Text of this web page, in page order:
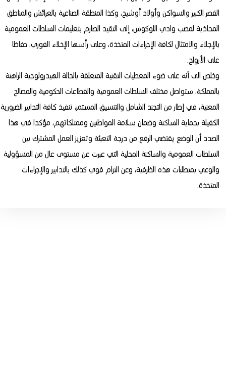
القصر الكبير والسواكن وأولاد أوشيح، وكذا المنطقة الصناعية بالعرائش والمناطق
المحاذية لمصب وادي اللوكوس، إلى التقيد الصارم بتعليمات السلطات العمومية
بالإجلاء والامتثال لكافة الإجراءات المتخذة، وعلى رأسها الإخلاء الفوري، حفاظا
على الأرواح.
وخلص الى أنه على ضوء المعطيات التقنية المتعلقة بالحالة الهيدرولوجية الراهنة
بالمملكة، ستواصل مختلف السلطات العمومية والقطاعات الحكومية والمصالح
المعنية، في إطار من التجند الشامل والتنسيق المستمر، تنفيذ كافة التدابير الضرورية
الكفيلة بحماية الساكنة وضمان سلامة المواطنين وممتلكاتهم، مؤكدا في هذا
الصدد أن الوضع يقتضي الرفع من درجة التعبئة وتعزيز العمل المشترك بين
السلطات العمومية والساكنة المحلية التي عبرت عن مستوى عال من المسؤولية
والوعي بمتطلبات هذه الظرفية، وعن التزام قوي كذلك بالتدابير والإجراءات
المتخذة.